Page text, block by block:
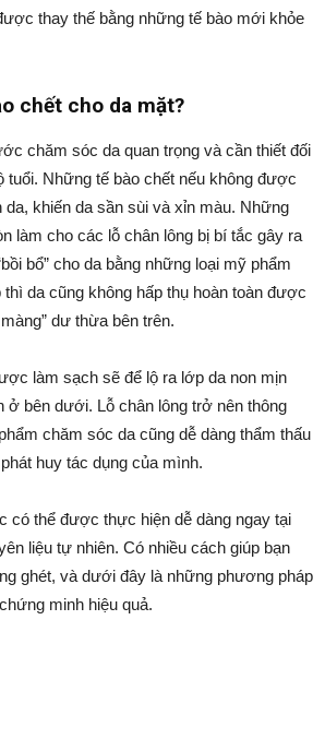
thay thế bằng những tế bào mới khỏe
chết cho da mặt?
chăm sóc da quan trọng và cần thiết đối
tuổi. Những tế bào chết nếu không được
da, khiến da sần sùi và xỉn màu. Những
làm cho các lỗ chân lông bị bí tắc gây ra
bổ” cho da bằng những loại mỹ phẩm
da cũng không hấp thụ hoàn toàn được
dư thừa bên trên.
làm sạch sẽ để lộ ra lớp da non mịn
ở bên dưới. Lỗ chân lông trở nên thông
chăm sóc da cũng dễ dàng thẩm thấu
huy tác dụng của mình.
có thể được thực hiện dễ dàng ngay tại
liệu tự nhiên. Có nhiều cách giúp bạn
ghét, và dưới đây là những phương pháp
minh hiệu quả.